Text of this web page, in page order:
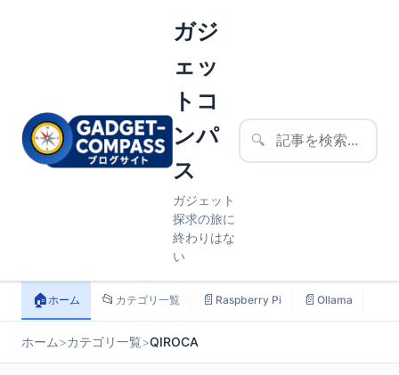
ガジ
ェッ
トコ
ンパ
ス
ガジェット
探求の旅に
終わりはな
い
🔍
🏠ホーム 📂 カテゴリ一覧 📄 Raspberry Pi 📄 Ollama
ホーム>カテゴリ一覧>QIROCA